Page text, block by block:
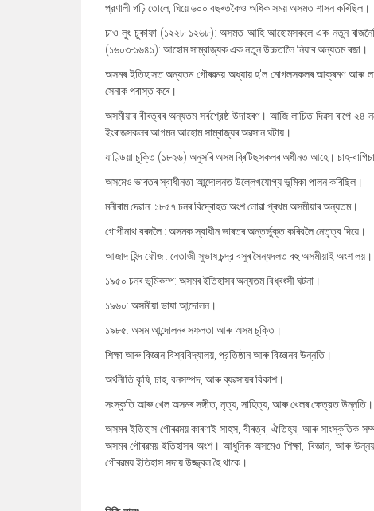
প্রণালী গঢ়ি তোলে, ঘিয়ে ৬০০ বছৰতকৈও অধিক সময় অসমত শাসন কৰিছিল।
চাও লুং চুকাফা (১২২৮-১২৬৮): অসমত আহি আহোমসকলে এক নতুন
(১৬০৩-১৬৪১): আহোম সাম্রাজ্যক এক নতুন উচ্চতালৈ নিয়াৰ অন্যতম ৰজা।
অসমৰ ইতিহাসত অন্যতম গৌৰৱময় অধ্যায় হ'ল মোগলসকলৰ আক্ৰমণ আৰু
সেনাক পৰাস্ত কৰে।
অসমীয়াৰ বীৰত্বৰ অন্যতম সর্বশ্রেষ্ঠ উদাহৰণ। আজি লাচিত দিৱস ৰূপে
ইংৰাজসকলৰ আগমন আহোম সাম্ৰাজ্যৰ অৱসান ঘটায়।
যাণ্ডিয়া চুক্তি (১৮২৬) অনুসৰি অসম ব্ৰিটিছসকলৰ অধীনত আহে। চাহ-
অসমেও ভাৰতৰ স্বাধীনতা আন্দোলনত উল্লেখযোগ্য ভূমিকা পালন কৰিছিল।
মনীৰাম দেৱান: ১৮৫৭ চনৰ বিদ্ৰোহত অংশ লোৱা প্ৰথম অসমীয়াৰ অন্যতম।
গোপীনাথ বৰদলৈ : অসমক স্বাধীন ভাৰতৰ অন্তৰ্ভুক্ত কৰিবলৈ নেতৃত্ব দিয়ে।
আজাদ হিন্দ ফৌজ : নেতাজী সুভাষ চন্দ্র বসুৰ সৈন্যদলত বহু অসমীয়াই অংশ লয়।
১৯৫০ চনৰ ভূমিকম্প: অসমৰ ইতিহাসৰ অন্যতম বিধ্বংসী ঘটনা।
১৯৬০: অসমীয়া ভাষা আন্দোলন।
১৯৮৫: অসম আন্দোলনৰ সফলতা আৰু অসম চুক্তি।
শিক্ষা আৰু বিজ্ঞান বিশ্ববিদ্যালয়, প্রতিষ্ঠান আৰু বিজ্ঞানব উন্নতি।
অর্থনীতি কৃষি, চাহ, বনসম্পদ, আৰু ব্যৱসায়ৰ বিকাশ।
সংস্কৃতি আৰু খেল অসমৰ সঙ্গীত, নৃত্য, সাহিত্য, আৰু খেলৰ ক্ষেত্রত উন্নতি।
অসমৰ ইতিহাস গৌৰৱময় কাৰণাই সাহস, বীৰত্ব, ঐতিহ্য, আৰু সাংস্কৃতিক
অসমৰ গৌৰৱময় ইতিহাসৰ অংশ। আধুনিক অসমেও শিক্ষা, বিজ্ঞান, আৰু
গৌৰৱময় ইতিহাস সদায় উজ্জ্বল হৈ থাকে।